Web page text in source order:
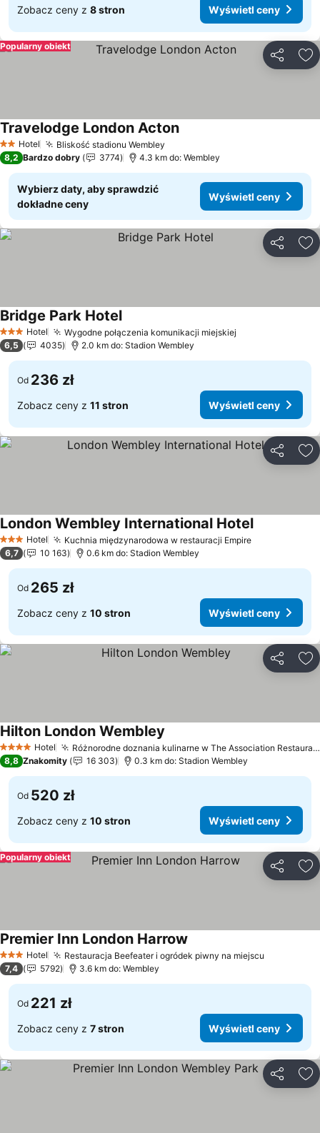
Zobacz ceny z 8 stron Wyświetl ceny
Popularny obiekt
2 Kategoria
Hotel Bliskość stadionu Wembley
Travelodge London ActonWyświetl ceny
8,2 Bardzo dobry 3774 4.3 km do: Wembley
Wybierz daty, aby sprawdzić
dokładne ceny
Wyświetl ceny
3 Kategoria
Hotel Wygodne połączenia komunikacji miejskiej
Bridge Park HotelWyświetl ceny
6,5 4035 2.0 km do: Stadion Wembley
Od 236 zł
Zobacz ceny z 11 stron Wyświetl ceny
3 Kategoria
Hotel Kuchnia międzynarodowa w restauracji EmpireWyświetl
London Wembley International HotelWyświetl
6,7 10 163 0.6 km do: Stadion Wembley
Od 265 zł
Zobacz ceny z 10 stron Wyświetl ceny
4 KategoriaHotel Różnorodne doznania kulinarne w The Association Restaurant
Hilton London Wembley
8,8 Znakomity 16 303 0.3 km do: Stadion Wembley
Od 520 zł
Zobacz ceny z 10 stron Wyświetl ceny
Popularny obiekt
3 Kategoria
Hotel Restauracja Beefeater i ogródek piwny na miejscu
Premier Inn London Harrow
7,4 5792 3.6 km do: Wembley
Od 221 zł
Zobacz ceny z 7 stron Wyświetl ceny